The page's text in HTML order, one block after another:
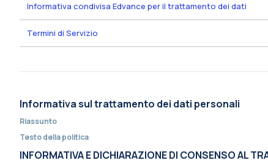
Informativa condivisa Edvance per il trattamento dei dati
Termini di Servizio
Informativa sul trattamento dei dati personali
Riassunto
Testo della politica
INFORMATIVA E DICHIARAZIONE DI CONSENSO AL